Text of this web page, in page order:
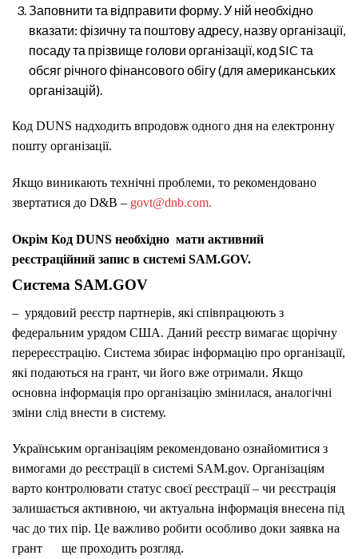
Заповнити та відправити форму. У ній необхідно
вказати: фізичну та поштову адресу, назву організації,
посаду та прізвище голови організації, код SIC та
обсяг річного фінансового обігу (для американських
організацій).
Код DUNS надходить впродовж одного дня на електронну
пошту організації.
Якщо виникають технічні проблеми, то рекомендовано
звертатися до D&B – govt@dnb.com.
Окрім Код DUNS необхідно мати активний
реєстраційний запис в системі SAM.GOV.
Система SAM.GOV
– урядовий реєстр партнерів, які співпрацюють з
федеральним урядом США. Даний реєстр вимагає щорічну
перереєстрацію. Система збирає інформацію про організації,
які подаються на грант, чи його вже отримали. Якщо
основна інформація про організацію змінилася, аналогічні
зміни слід внести в систему.
Українським організаціям рекомендовано ознайомитися з
вимогами до реєстрації в системі SAM.gov. Організаціям
варто контролювати статус своєї реєстрації – чи реєстрація
залишається активною, чи актуальна інформація внесена під
час до тих пір. Це важливо робити особливо доки заявка на
грант ще проходить розгляд.